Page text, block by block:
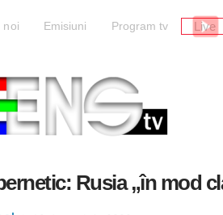
noi Emisiuni Program tv Live
Rusia „în mod